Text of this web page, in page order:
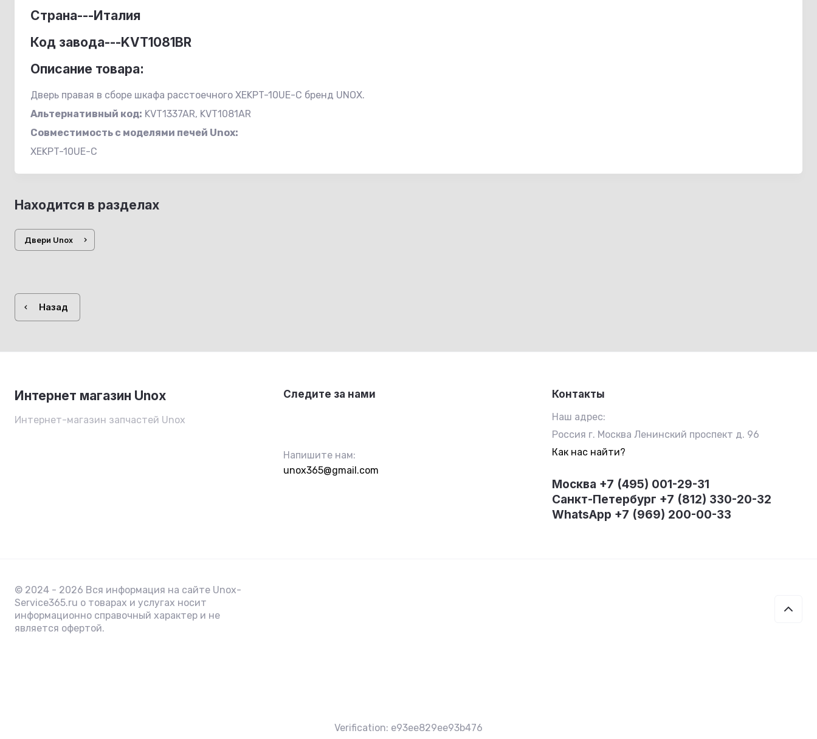
Страна---Италия
Код завода---KVT1081BR
Описание товара:
Дверь правая в сборе шкафа расстоечного XEKPT-10UE-C бренд UNOX.
Альтернативный код: KVT1337AR, KVT1081AR
Совместимость с моделями печей Unox:
XEKPT-10UE-C
Находится в разделах
Двери Unox
Назад
Интернет магазин Unox
Интернет-магазин запчастей Unox
Следите за нами
Напишите нам:
unox365@gmail.com
Контакты
Наш адрес:
Россия г. Москва Ленинский проспект д. 96
Как нас найти?
Москва +7 (495) 001-29-31
Санкт-Петербург +7 (812) 330-20-32
WhatsApp +7 (969) 200-00-33
© 2024 - 2026 Вся информация на сайте Unox-
Service365.ru о товарах и услугах носит
информационно справочный характер и не
является офертой.
Verification: e93ee829ee93b476